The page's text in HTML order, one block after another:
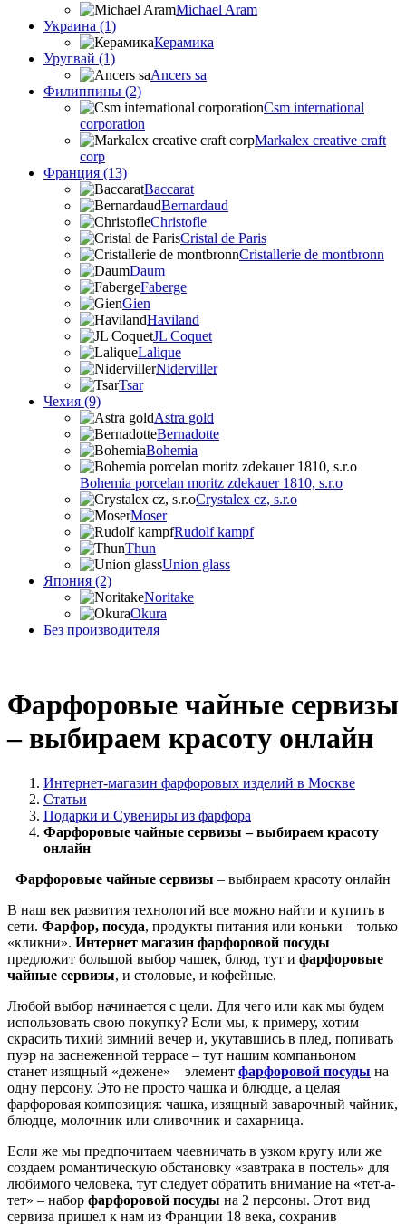
Michael Aram
Украина (1)
Керамика
Уругвай (1)
Ancers sa
Филиппины (2)
Csm international
corporation
Markalex creative craft
corp
Франция (13)
Baccarat
Bernardaud
Christofle
Cristal de Paris
Cristallerie de montbronn
Daum
Faberge
Gien
Haviland
JL Coquet
Lalique
Niderviller
Tsar
Чехия (9)
Astra gold
Bernadotte
Bohemia
Bohemia porcelan moritz zdekauer 1810, s.r.o
Crystalex cz, s.r.o
Moser
Rudolf kampf
Thun
Union glass
Япония (2)
Noritake
Okura
Без производителя
Фарфоровые чайные сервизы
– выбираем красоту онлайн
Интернет-магазин фарфоровых изделий в Москве
Статьи
Подарки и Сувениры из фарфора
Фарфоровые чайные сервизы – выбираем красоту
онлайн
Фарфоровые чайные сервизы – выбираем красоту онлайн
В наш век развития технологий все можно найти и купить в
сети. Фарфор, посуда, продукты питания или коньки – только
«кликни». Интернет магазин фарфоровой посуды
предложит большой выбор чашек, блюд, тут и фарфоровые
чайные сервизы, и столовые, и кофейные.
Любой выбор начинается с цели. Для чего или как мы будем
использовать свою покупку? Если мы, к примеру, хотим
скрасить тихий зимний вечер и, укутавшись в плед, попивать
пуэр на заснеженной террасе – тут нашим компаньоном
станет изящный «дежене» – элемент фарфоровой посуды на
одну персону. Это не просто чашка и блюдце, а целая
фарфоровая композиция: чашка, изящный заварочный чайник,
блюдце, молочник или сливочник и сахарница.
Если же мы предпочитаем чаевничать в узком кругу или же
создаем романтическую обстановку «завтрака в постель» для
любимого человека, тут следует обратить внимание на «тет-а-
тет» – набор фарфоровой посуды на 2 персоны. Этот вид
сервиза пришел к нам из Франции 18 века, сохранив